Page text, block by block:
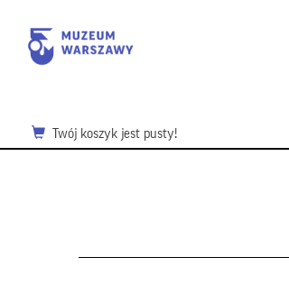
Twój koszyk jest pusty!